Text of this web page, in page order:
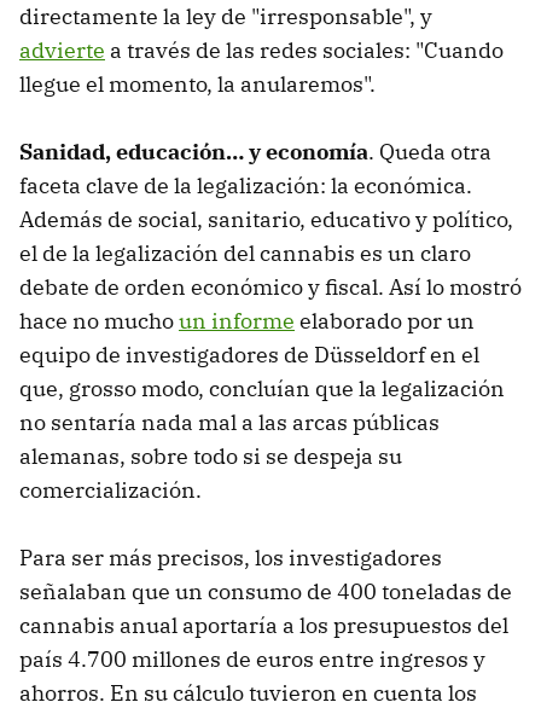
directamente la ley de "irresponsable", y
advierte a través de las redes sociales: "Cuando
llegue el momento, la anularemos".
Sanidad, educación… y economía. Queda otra
faceta clave de la legalización: la económica.
Además de social, sanitario, educativo y político,
el de la legalización del cannabis es un claro
debate de orden económico y fiscal. Así lo mostró
hace no muchoun informe elaborado por un
equipo de investigadores de Düsseldorf en el
que, grosso modo, concluían que la legalización
no sentaría nada mal a las arcas públicas
alemanas, sobre todo si se despeja su
comercialización.
Para ser más precisos, los investigadores
señalaban que un consumo de 400 toneladas de
cannabis anual aportaría a los presupuestos del
país 4.700 millones de euros entre ingresos y
ahorros. En su cálculo tuvieron en cuenta los